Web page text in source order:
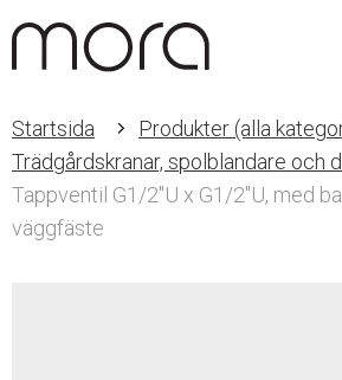
Startsida
Produkter (alla
Trädgårdskranar, spolblandare och
Tappventil G1/2"U x G1/2"U, med
väggfäste